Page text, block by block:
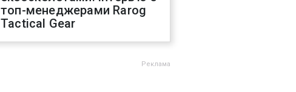
топ-менеджерами Rarog
Tactical Gear